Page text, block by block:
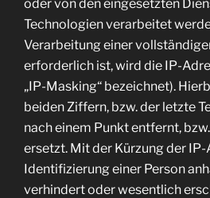
oder von den eingesetzten
Technologien verarbeitet
Verarbeitung einer
erforderlich ist, wird die IP-
„IP-Masking“ bezeichnet).
beiden Ziffern, bzw. der letzte
nach einem Punkt entfernt,
ersetzt. Mit der Kürzung der
Identifizierung einer Person
verhindert oder wesentlich